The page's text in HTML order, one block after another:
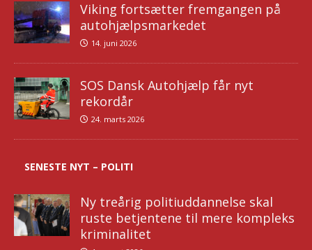
Viking fortsætter fremgangen på
autohjælpsmarkedet
14. juni 2026
SOS Dansk Autohjælp får nyt
rekordår
24. marts 2026
SENESTE NYT – POLITI
Ny treårig politiuddannelse skal
ruste betjentene til mere kompleks
kriminalitet